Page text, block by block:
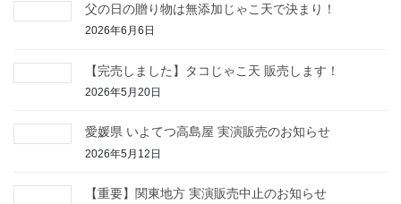
父の日の贈り物は無添加じゃこ天で決まり！
2026年6月6日
【完売しました】タコじゃこ天 販売します！
2026年5月20日
愛媛県 いよてつ高島屋 実演販売のお知らせ
2026年5月12日
【重要】関東地方 実演販売中止のお知らせ